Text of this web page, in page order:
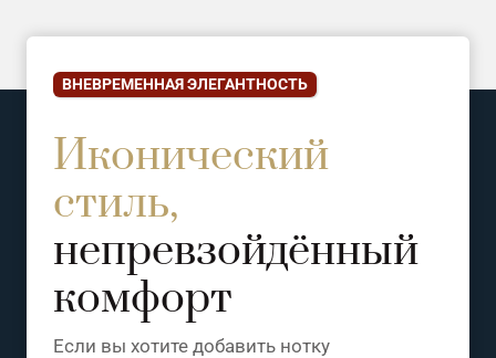
ВНЕВРЕМЕННАЯ ЭЛЕГАНТНОСТЬ
Иконический
стиль,
непревзойдённый
комфорт
Если вы хотите добавить нотку